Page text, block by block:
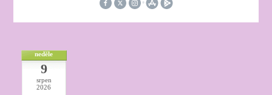
neděle
9
srpen
2026